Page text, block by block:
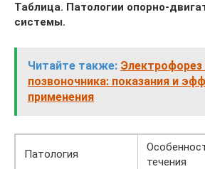
Таблица. Патологии опорно-
системы.
Читайте также:
позвоночника: показания и
применения
Патология
течения